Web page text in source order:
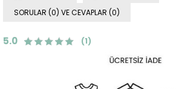
SORULAR (0) VE CEVAPLAR (0)
5.0 (1)